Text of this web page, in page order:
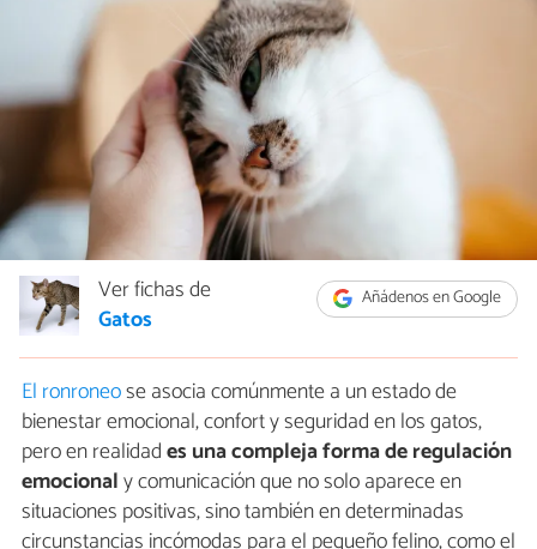
Añádenos en Google
Ver fichas de
Gatos
El ronroneose asocia comúnmente a un estado de
bienestar emocional, confort y seguridad en los gatos,
pero en realidades una compleja forma de regulación
emocionaly comunicación que no solo aparece en
situaciones positivas, sino también en determinadas